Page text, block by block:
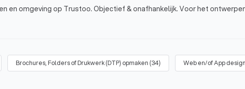
en omgeving op Trustoo. Objectief & onafhankelijk. Voor het
Brochures, Folders of Drukwerk (DTP) opmaken (34) Web en/of App design